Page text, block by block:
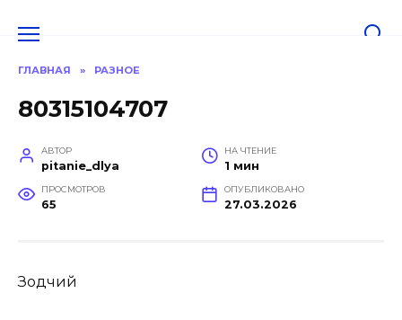
ГЛАВНАЯ » РАЗНОЕ
80315104707
АВТОР
pitanie_dlya
НА ЧТЕНИЕ
1 мин
ПРОСМОТРОВ
65
ОПУБЛИКОВАНО
27.03.2026
Зодчий